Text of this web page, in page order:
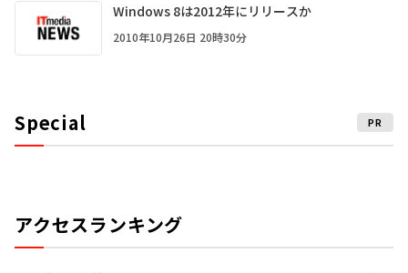
Windows 8は2012年にリリースか
2010年10月26日 20時30分
Special PR
アクセスランキング